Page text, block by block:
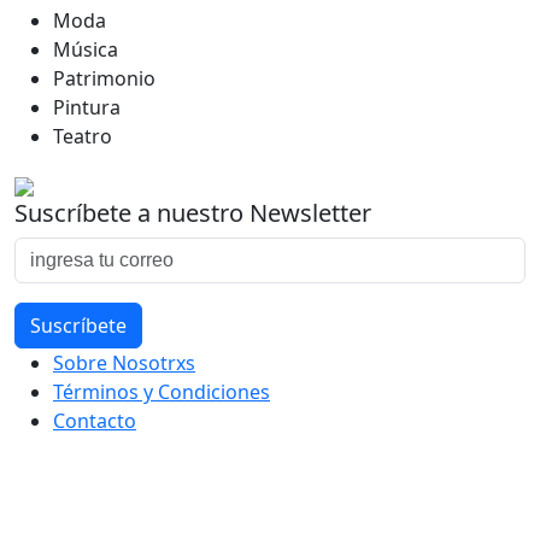
Moda
Música
Patrimonio
Pintura
Teatro
Suscríbete a nuestro Newsletter
Sobre Nosotrxs
Términos y Condiciones
Contacto